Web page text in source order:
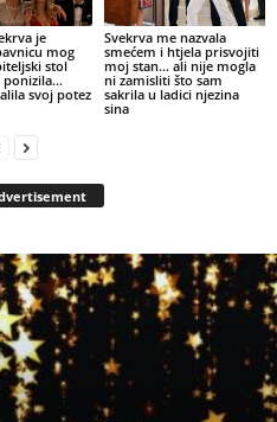
je
mog
stol
ponizila…
svoj potez
Svekrva me nazvala
smećem i htjela prisvojiti
moj stan… ali nije mogla
ni zamisliti što sam
sakrila u ladici njezina
sina